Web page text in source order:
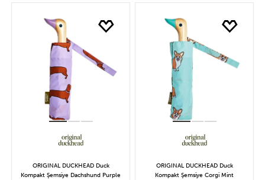
ORIGINAL DUCKHEAD Duck
Kompakt Şemsiye Dachshund Purple
ORIGINAL DUCKHEAD Duck
Kompakt Şemsiye Corgi Mint